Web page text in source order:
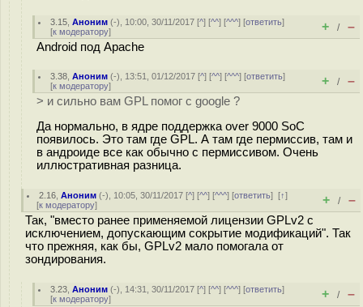
3.15 ,Аноним (-), 10:00, 30/11/2017 [^] [^^] [^^^] [ответить]
[к модератору] + / –
Android под Apache
3.38 ,Аноним (-), 13:51, 01/12/2017 [^] [^^] [^^^] [ответить]
[к модератору] + / –
> и сильно вам GPL помог с google ?
Да нормально, в ядре поддержка over 9000 SoC
появилось. Это там где GPL. А там где пермиссив, там и
в андроиде все как обычно с пермиссивом. Очень
иллюстративная разница.
2.16 ,Аноним (-), 10:05, 30/11/2017 [^] [^^] [^^^] [ответить][↑]
[к модератору] + / –
Так, "вместо ранее применяемой лицензии GPLv2 с
исключением, допускающим сокрытие модификаций". Так
что прежняя, как бы, GPLv2 мало помогала от
зондирования.
3.23 ,Аноним (-), 14:31, 30/11/2017 [^] [^^] [^^^] [ответить]
[к модератору] + / –